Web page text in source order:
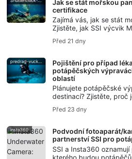
Jak se stát mořskou
certifikace
Zajímá vás, jak se stát
Zjistěte, jak SSI výcvik
dechu, bezpečnost a
Před 21 dny
predrag-vuckovic
Pojištění pro případ
potápěčských
oblastí
Plánujete potápěčské
destinací? Zjistěte, proč
evakuace – od
Před 23 dny
insta360
Podvodní fotoaparát/
partnerství SSI pro
SSI a Insta360
kterého budou